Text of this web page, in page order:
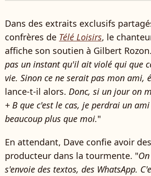
Dans des extraits exclusifs
confrères de Télé Loisirs, le
affiche son soutien à Gilbert
pas un instant qu'il ait violé qui que
vie. Sinon ce ne serait pas mon ami,
lance-t-il alors. Donc, si un jour on
+ B que c'est le cas, je perdrai un
beaucoup plus que moi."
En attendant, Dave confie avoir
producteur dans la tourmente. "
s'envoie des textos, des WhatsApp.